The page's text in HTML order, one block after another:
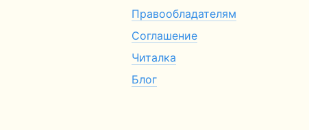
Правообладателям
Соглашение
Читалка
Блог